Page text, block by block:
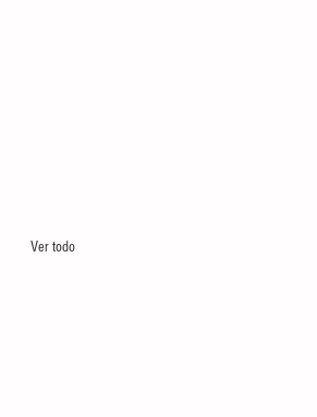
Ver todo